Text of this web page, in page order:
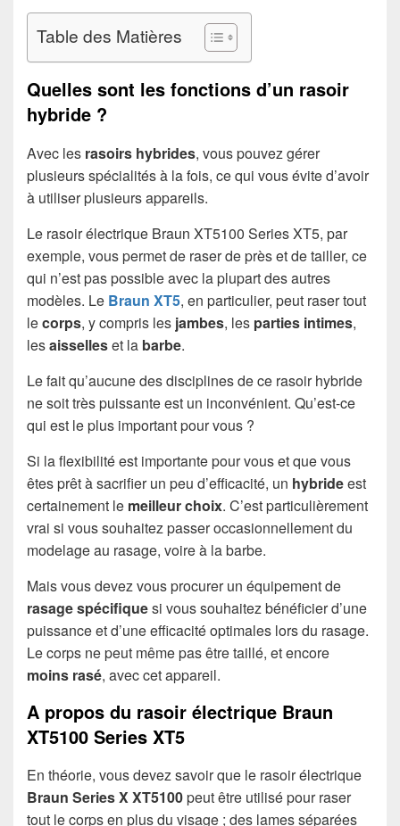
Table des Matières
Quelles sont les fonctions d’un rasoir
hybride ?
Avec les rasoirs hybrides, vous pouvez gérer
plusieurs spécialités à la fois, ce qui vous évite d’avoir
à utiliser plusieurs appareils.
Le rasoir électrique Braun XT5100 Series XT5, par
exemple, vous permet de raser de près et de tailler, ce
qui n’est pas possible avec la plupart des autres
modèles. Le Braun XT5, en particulier, peut raser tout
lecorps, y compris les jambes, les parties intimes,
lesaisselleset la barbe.
Le fait qu’aucune des disciplines de ce rasoir hybride
ne soit très puissante est un inconvénient. Qu’est-ce
qui est le plus important pour vous ?
Si la flexibilité est importante pour vous et que vous
êtes prêt à sacrifier un peu d’efficacité, un hybrideest
certainement le meilleur choix. C’est particulièrement
vrai si vous souhaitez passer occasionnellement du
modelage au rasage, voire à la barbe.
Mais vous devez vous procurer un équipement de
rasage spécifiquesi vous souhaitez bénéficier d’une
puissance et d’une efficacité optimales lors du rasage.
Le corps ne peut même pas être taillé, et encore
moins rasé, avec cet appareil.
A propos du rasoir électrique Braun
XT5100 Series XT5
En théorie, vous devez savoir que le rasoir électrique
Braun Series X XT5100peut être utilisé pour raser
tout le corps en plus du visage ; des lames séparées